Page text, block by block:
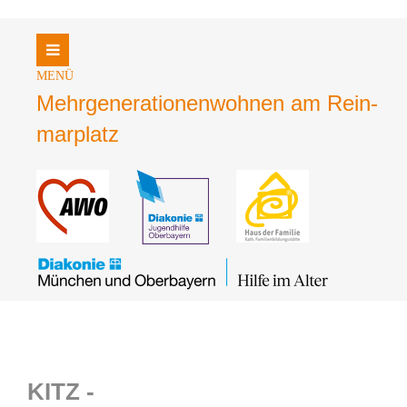
Login
Benutzername
Register|Lost your password?
KITZ -
Mehrgene­rationen­wohnen am Rein­
mar­platz